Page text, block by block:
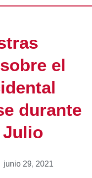
el
durante
Julio
junio 29, 2021